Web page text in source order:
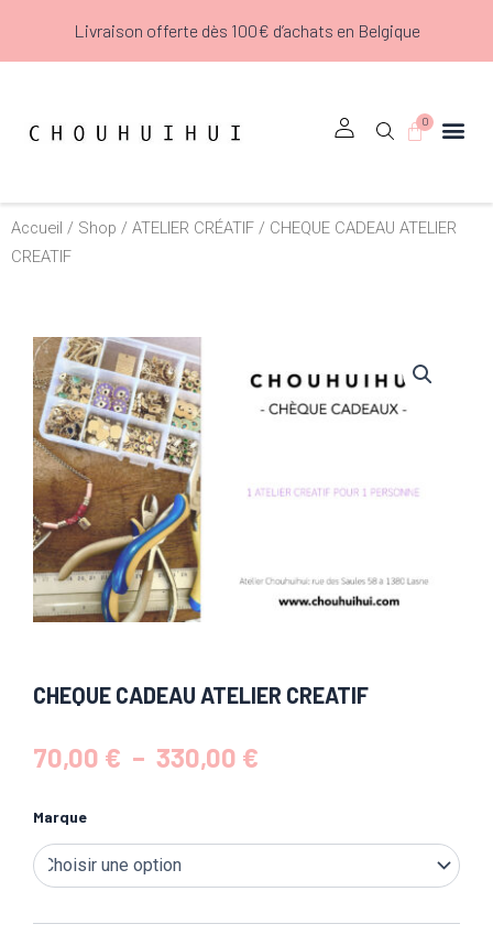
Livraison offerte dès 100€ d’achats en Belgique
0
Panier
Accueil / Shop / ATELIER CRÉATIF / CHEQUE CADEAU ATELIER
CREATIF
CHEQUE CADEAU ATELIER CREATIF
70,00 € – 330,00 €
70,00 €
Marque
quantité
CHEQUE
CADEAU
CREATIF